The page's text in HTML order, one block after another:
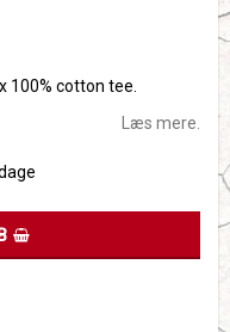
100% cotton tee.
Læs mere.